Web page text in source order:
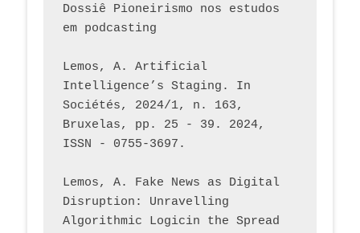
Dossiê Pioneirismo nos estudos
em podcasting
Lemos, A. Artificial
Intelligence’s Staging. In
Sociétés, 2024/1, n. 163,
Bruxelas, pp. 25 - 39. 2024,
ISSN - 0755-3697.
Lemos, A. Fake News as Digital
Disruption: Unravelling
Algorithmic Logicin the Spread